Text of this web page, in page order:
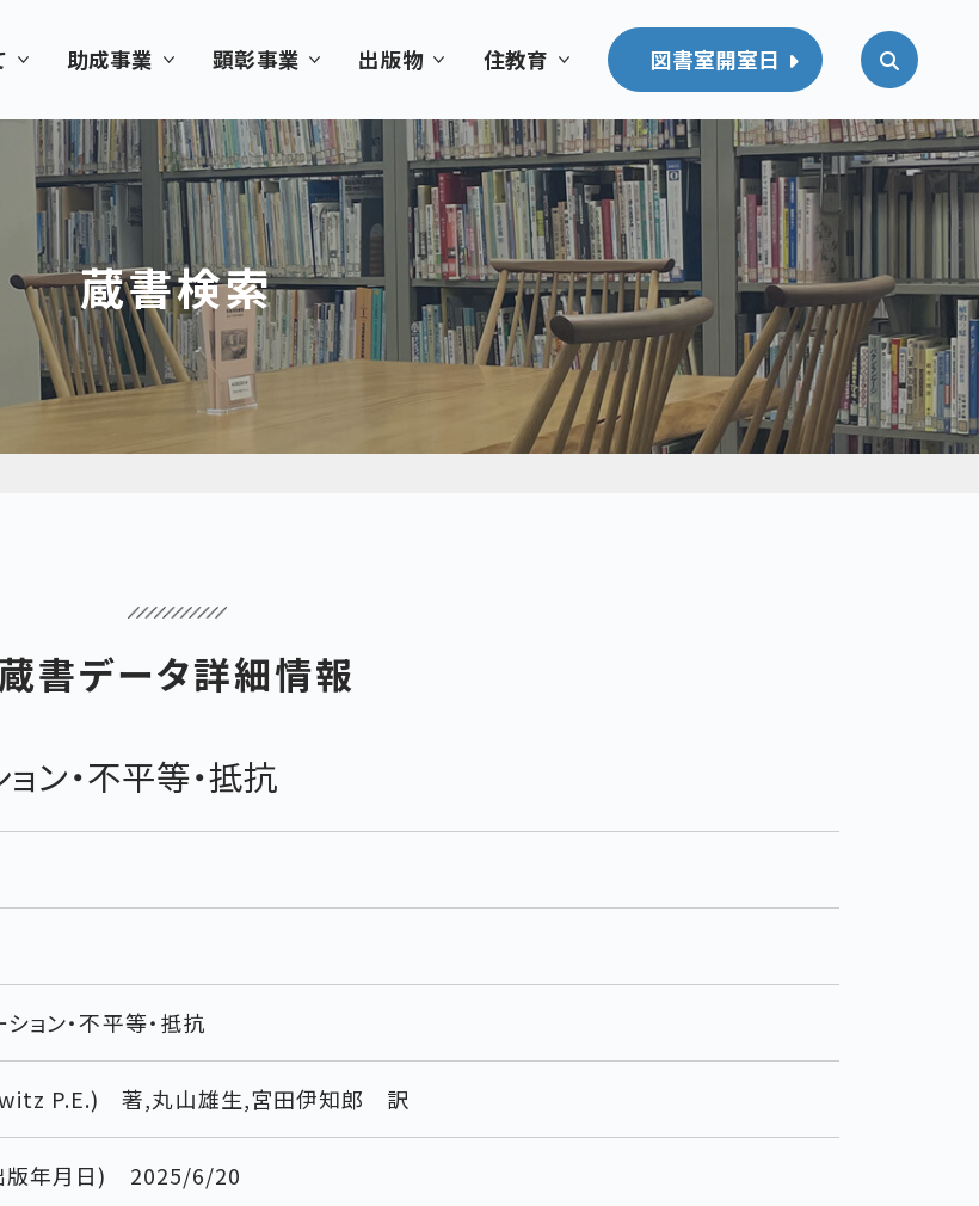
助成事業 顕彰事業 出版物 住教育 図書室開室日
蔵書検索
蔵書データ詳細情報
ン・不平等・抵抗
ョン・不平等・抵抗
P.E.) 著,丸山雄生,宮田伊知郎 訳
年月日) 2025/6/20